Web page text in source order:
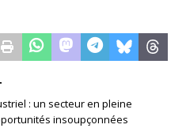
: un secteur en pleine
insoupçonnées